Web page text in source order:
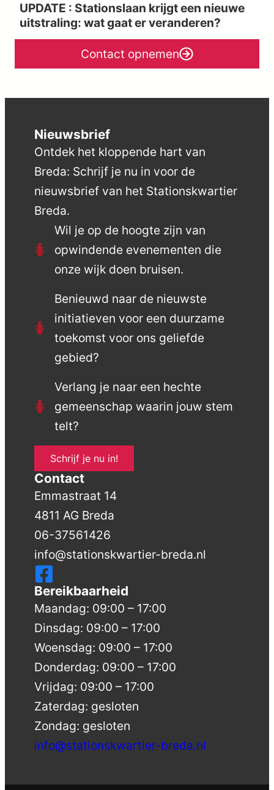
UPDATE : Stationslaan krijgt een nieuwe
uitstraling: wat gaat er veranderen?
Contact opnemen
Nieuwsbrief
Ontdek het kloppende hart van
Breda: Schrijf je nu in voor de
nieuwsbrief van het Stationskwartier
Breda.
Wil je op de hoogte zijn van
opwindende evenementen die
onze wijk doen bruisen.
Benieuwd naar de nieuwste
initiatieven voor een duurzame
toekomst voor ons geliefde
gebied?
Verlang je naar een hechte
gemeenschap waarin jouw stem
telt?
Schrijf je nu in!
Contact
Emmastraat 14
4811 AG Breda
06-37561426
info@stationskwartier-breda.nl
Bereikbaarheid
Maandag: 09:00 – 17:00
Dinsdag: 09:00 – 17:00
Woensdag: 09:00 – 17:00
Donderdag: 09:00 – 17:00
Vrijdag: 09:00 – 17:00
Zaterdag: gesloten
Zondag: gesloten
info@stationskwartier-breda.nl